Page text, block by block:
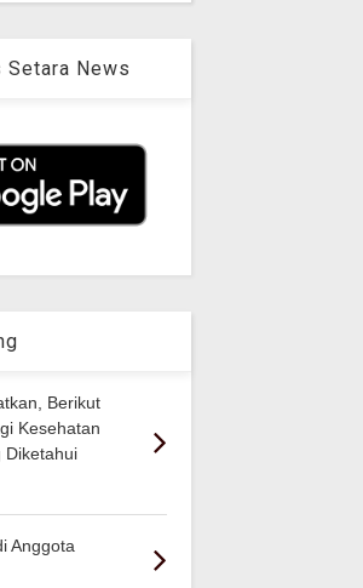
Setara News
Berikut
Kesehatan
Diketahui
Anggota